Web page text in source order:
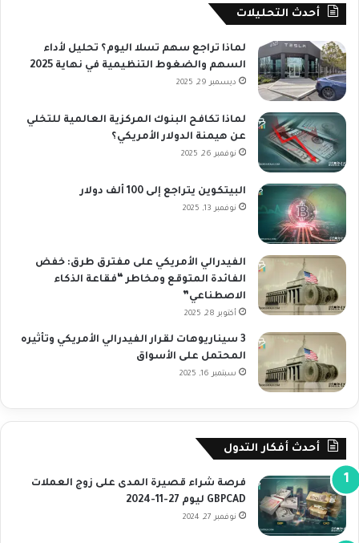
أحدث التحليلات
لماذا تراجع سهم تسلا اليوم؟ تحليل لأداء
السهم والضغوط التنظيمية في نهاية 2025
ديسمبر 29, 2025
لماذا تكافح البنوك المركزية العالمية للتخلي
عن هيمنة الدولار الأمريكي؟
نوفمبر 26, 2025
البيتكوين يتراجع إلى 100 ألف دولار
نوفمبر 13, 2025
الفيدرالي الأمريكي على مفترق طرق: خفض
الفائدة المتوقع ومخاطر “فقاعة الذكاء
الاصطناعي”
أكتوبر 28, 2025
3 سيناريوهات لقرار الفيدرالي الأمريكي وتأثيره
المحتمل على الأسواق
سبتمبر 16, 2025
أحدث أفكار التدول
فرصة شراء قصيرة المدى على زوج العملات
GBPCAD ليوم 27-11-2024
نوفمبر 27, 2024